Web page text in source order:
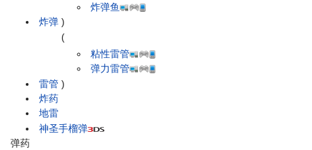
炸弹
炸弹鱼
)
雷管
(
粘性雷管
弹力雷管
)
炸药
地雷
神圣手榴弹
弹药